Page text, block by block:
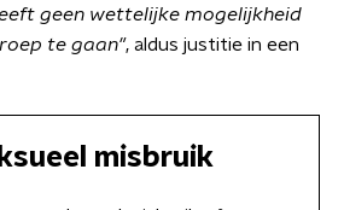
geen wettelijke mogelijkheid
te gaan", aldus justitie in een
misbruik